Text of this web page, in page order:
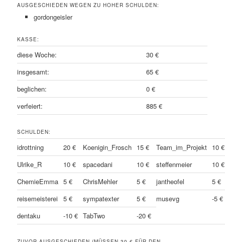
AUSGESCHIEDEN WEGEN ZU HOHER SCHULDEN:
gordongeisler
KASSE:
diese Woche:
30 €
insgesamt:
65 €
beglichen:
0 €
verfeiert:
885 €
SCHULDEN:
idrottning 20 € Koenigin_Frosch 15 € Team_im_Projekt 10 €
Ulrike_R
10 € spacedani 10 € steffenmeier
10 €
ChemieEmma 5 € ChrisMehler 5 € jantheofel
5 €
reisemeisterei 5 € sympatexter 5 € musevg
-5 €
dentaku
-10 € TabTwo -20 €